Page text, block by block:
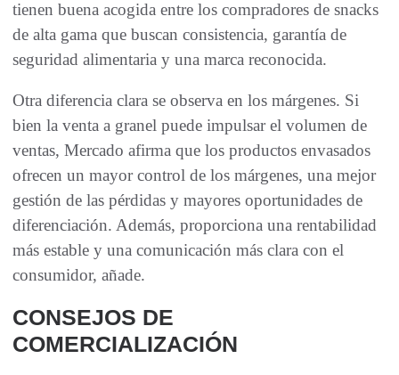
tienen buena acogida entre los compradores de snacks
de alta gama que buscan consistencia, garantía de
seguridad alimentaria y una marca reconocida.
Otra diferencia clara se observa en los márgenes. Si
bien la venta a granel puede impulsar el volumen de
ventas, Mercado afirma que los productos envasados ​​
ofrecen un mayor control de los márgenes, una mejor
gestión de las pérdidas y mayores oportunidades de
diferenciación. Además, proporciona una rentabilidad
más estable y una comunicación más clara con el
consumidor, añade.
CONSEJOS DE
COMERCIALIZACIÓN